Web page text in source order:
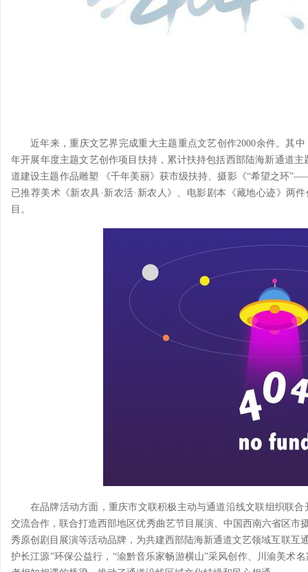
近年来，重庆文艺界完成重大主题重点文艺创作2000余件。其
年开展年度主题文艺创作项目扶持，累计扶持包括西部陆海新通道
道建设主题作品雕塑 《千年美丽》获市级扶持、摄影《“希望之环
已推荐美术《新农具·新农活·新农人》、电影剧本《藏地心迹》两
目。
在品牌活动方面，重庆市文联积极主动与通道沿线文联组织联
交流合作，联合打造西部地区优秀曲艺节目展演、中国西南六省区市
秀原创剧目展演等活动品牌，为共建西部陆海新通道文艺领域互联互
护长江源”环保公益行，“渝黔音乐家畅游横山”采风创作、川渝美术